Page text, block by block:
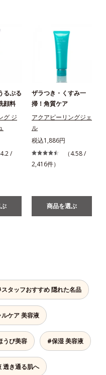
るぷる
顔料
グ ジ
4.2 /
ザラつき・くすみ一
掃！角質ケア
アクアピーリングジェ
ル
税込1,886円
（4.58 /
2,416件）
商品を選ぶ
タッフおすすめ 隠れた名品
ケア 美容液
うび美容 #保湿 美容液
透き通る肌へ